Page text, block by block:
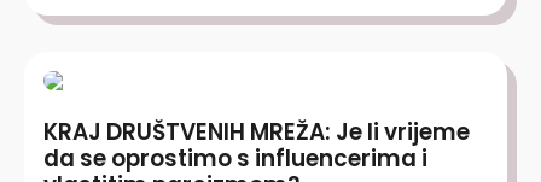
KRAJ DRUŠTVENIH MREŽA: Je li vrijeme
da se oprostimo s influencerima i